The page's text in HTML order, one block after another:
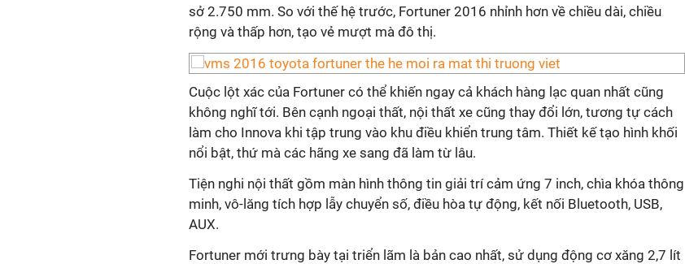
sở 2.750 mm. So với thế hệ trước, Fortuner 2016 nhỉnh hơn về chiều dài, chiều
rộng và thấp hơn, tạo vẻ mượt mà đô thị.
Cuộc lột xác của Fortuner có thể khiến ngay cả khách hàng lạc quan nhất cũng
không nghĩ tới. Bên cạnh ngoại thất, nội thất xe cũng thay đổi lớn, tương tự cách
làm cho Innova khi tập trung vào khu điều khiển trung tâm. Thiết kế tạo hình khối
nổi bật, thứ mà các hãng xe sang đã làm từ lâu.
Tiện nghi nội thất gồm màn hình thông tin giải trí cảm ứng 7 inch, chìa khóa thông
minh, vô-lăng tích hợp lẫy chuyển số, điều hòa tự động, kết nối Bluetooth, USB,
AUX.
Fortuner mới trưng bày tại triển lãm là bản cao nhất, sử dụng động cơ xăng 2,7 lít